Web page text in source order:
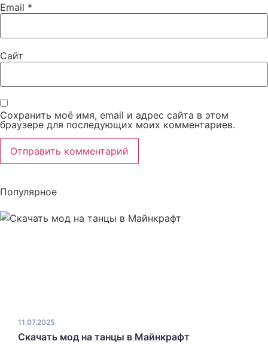
Email *
Сайт
Сохранить моё имя, email и адрес сайта в этом
браузере для последующих моих комментариев.
Популярное
Скачать мод на танцы в Майнкрафт
11.07.2025